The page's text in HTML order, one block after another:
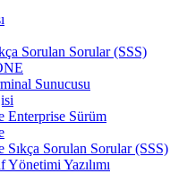
Sorulan Sorular (SSS)
Sunucusu
Enterprise Sürüm
Sıkça Sorulan Sorular (SSS)
Yönetimi Yazılımı